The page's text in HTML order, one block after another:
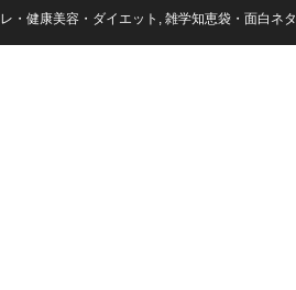
・健康美容・ダイエット , 雑学知恵袋・面白ネタ